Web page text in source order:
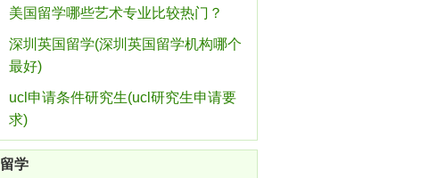
美国留学哪些艺术专业比较热门？
深圳英国留学(深圳英国留学机构哪个
最好)
ucl申请条件研究生(ucl研究生申请要
求)
留学